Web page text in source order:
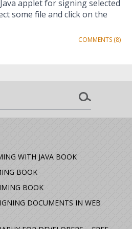
applet for signing selected
some file and click on the
COMMENTS (8)
WITH JAVA BOOK
BOOK
BOOK
DOCUMENTS IN WEB